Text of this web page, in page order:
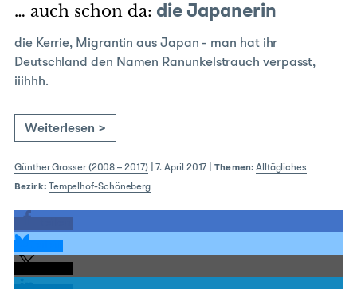
… auch schon da: die Japanerin
die Kerrie, Migrantin aus Japan - man hat ihr
Deutschland den Namen Ranunkelstrauch verpasst,
iiihhh.
Weiterlesen >
Günther Grosser (2008 – 2017)| 7. April 2017 |Themen: Alltägliches
Bezirk:
Tempelhof-Schöneberg